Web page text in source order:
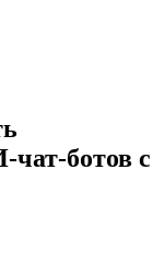
ботов с